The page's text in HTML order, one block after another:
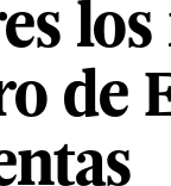
de